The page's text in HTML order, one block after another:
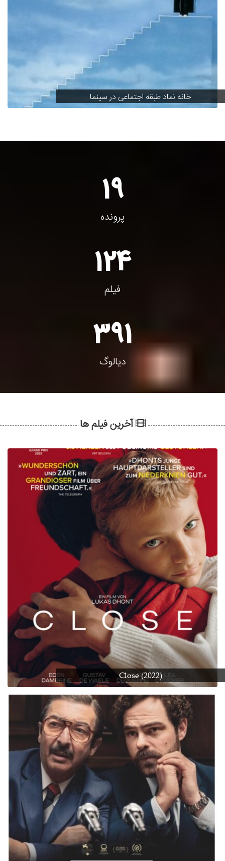
خانه نماد طبقه اجتماعی در سینما
19
پرونده
124
فیلم
391
دیالوگ
آخرین فیلم ها
Close (2022)